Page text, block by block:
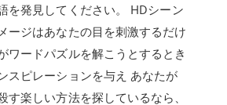
を発見してください。 HDシーン
ージはあなたの目を刺激するだけ
ワードパズルを解こうとするとき
スピレーションを与え あなたが
す楽しい方法を探しているなら、